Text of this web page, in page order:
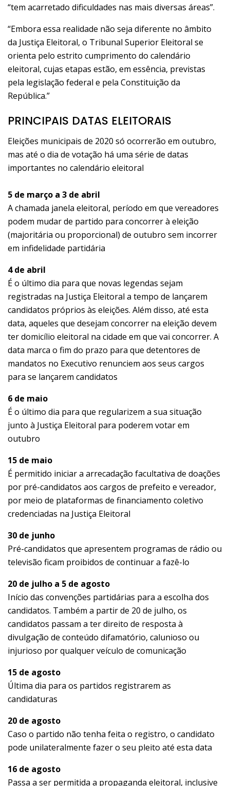
“tem acarretado dificuldades nas mais diversas áreas”.
“Embora essa realidade não seja diferente no âmbito
da Justiça Eleitoral, o Tribunal Superior Eleitoral se
orienta pelo estrito cumprimento do calendário
eleitoral, cujas etapas estão, em essência, previstas
pela legislação federal e pela Constituição da
República.”
PRINCIPAIS DATAS ELEITORAIS
Eleições municipais de 2020 só ocorrerão em outubro,
mas até o dia de votação há uma série de datas
importantes no calendário eleitoral
5 de março a 3 de abril
A chamada janela eleitoral, período em que vereadores
podem mudar de partido para concorrer à eleição
(majoritária ou proporcional) de outubro sem incorrer
em infidelidade partidária
4 de abril
É o último dia para que novas legendas sejam
registradas na Justiça Eleitoral a tempo de lançarem
candidatos próprios às eleições. Além disso, até esta
data, aqueles que desejam concorrer na eleição devem
ter domicílio eleitoral na cidade em que vai concorrer. A
data marca o fim do prazo para que detentores de
mandatos no Executivo renunciem aos seus cargos
para se lançarem candidatos
6 de maio
É o último dia para que regularizem a sua situação
junto à Justiça Eleitoral para poderem votar em
outubro
15 de maio
É permitido iniciar a arrecadação facultativa de doações
por pré-candidatos aos cargos de prefeito e vereador,
por meio de plataformas de financiamento coletivo
credenciadas na Justiça Eleitoral
30 de junho
Pré-candidatos que apresentem programas de rádio ou
televisão ficam proibidos de continuar a fazê-lo
20 de julho a 5 de agosto
Início das convenções partidárias para a escolha dos
candidatos. Também a partir de 20 de julho, os
candidatos passam a ter direito de resposta à
divulgação de conteúdo difamatório, calunioso ou
injurioso por qualquer veículo de comunicação
15 de agosto
Última dia para os partidos registrarem as
candidaturas
20 de agosto
Caso o partido não tenha feita o registro, o candidato
pode unilateralmente fazer o seu pleito até esta data
16 de agosto
Passa a ser permitida a propaganda eleitoral, inclusive